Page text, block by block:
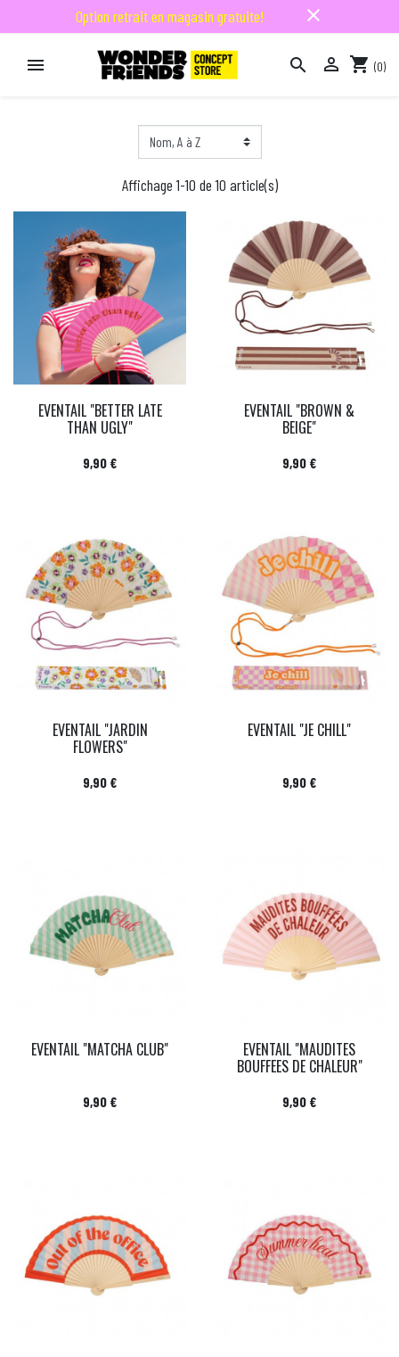
Option retrait en magasin gratuite! close
   shopping_cart (0)
Affichage 1-10 de 10 article(s)
EVENTAIL "BETTER LATE
THAN UGLY"
Prix
9,90 €
EVENTAIL "BROWN &
BEIGE"
Prix
9,90 €
EVENTAIL "JARDIN
FLOWERS"
Prix
9,90 €
EVENTAIL "JE CHILL"
Prix
9,90 €
EVENTAIL "MATCHA CLUB"
Prix
9,90 €
EVENTAIL "MAUDITES
BOUFFEES DE CHALEUR"
Prix
9,90 €